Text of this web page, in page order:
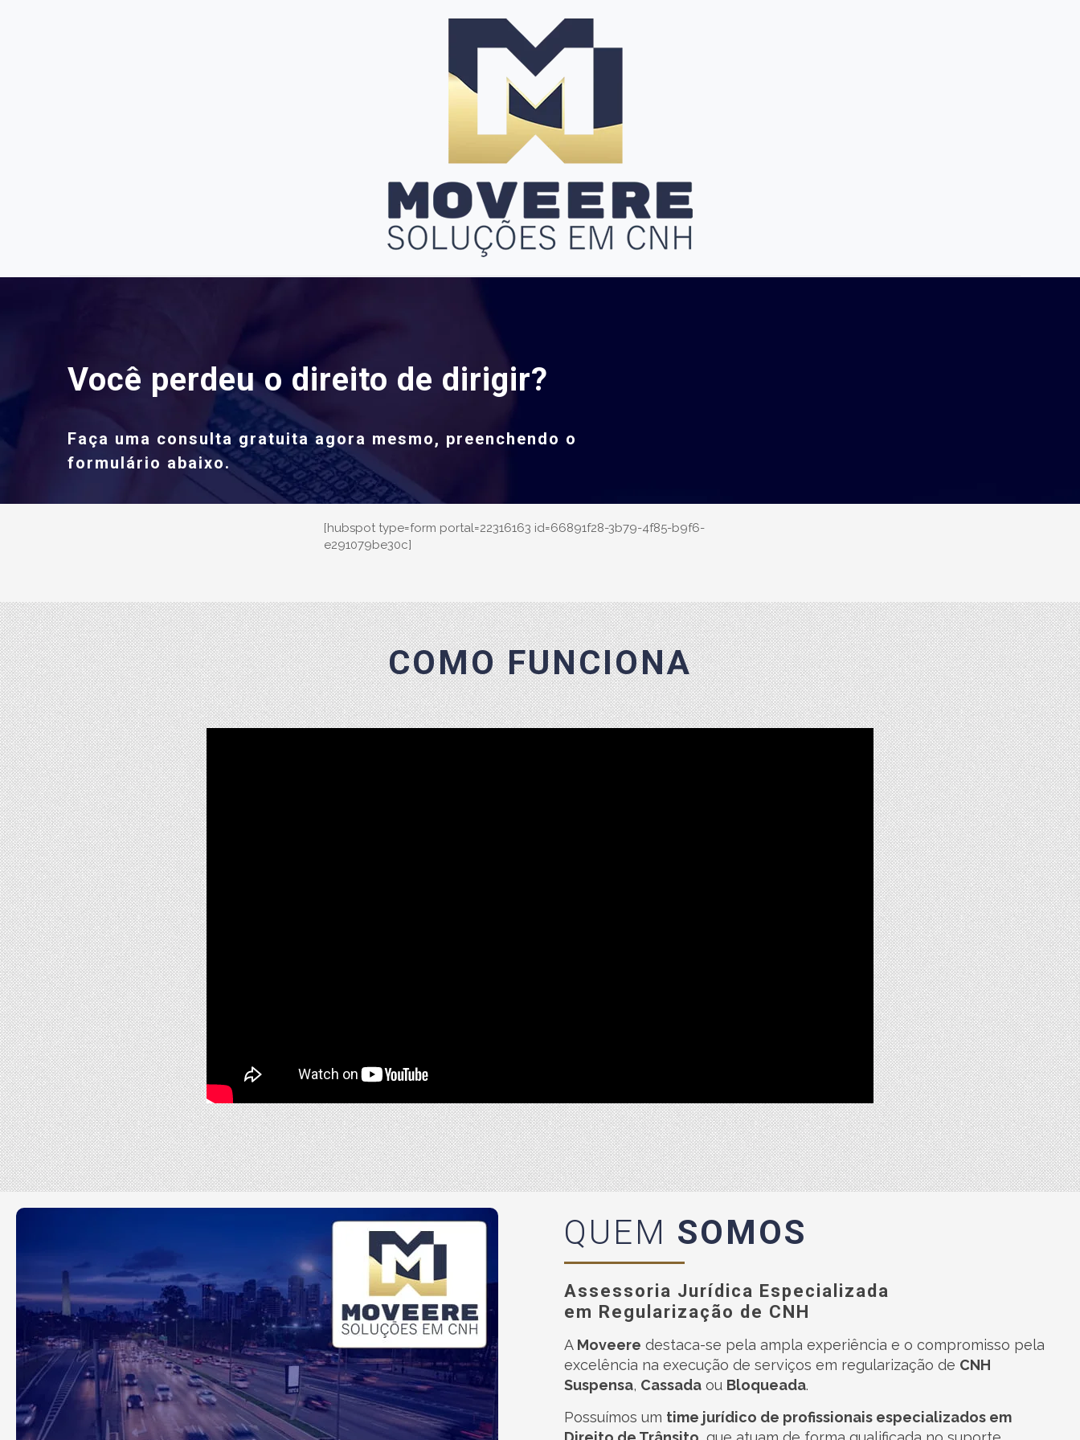
Você perdeu o direito de dirigir?
Faça uma consulta gratuita agora mesmo, preenchendo o
formulário abaixo.
[hubspot type=form portal=22316163 id=66891f28-3b79-4f85-b9f6-
e291079be30c]
COMO FUNCIONA
QUEM SOMOS
Assessoria Jurídica Especializada
em Regularização de CNH
A Moveere destaca-se pela ampla experiência e o compromisso pela
excelência na execução de serviços em regularização de CNH
Suspensa, Cassada ou Bloqueada.
Possuímos um time jurídico de profissionais especializados em